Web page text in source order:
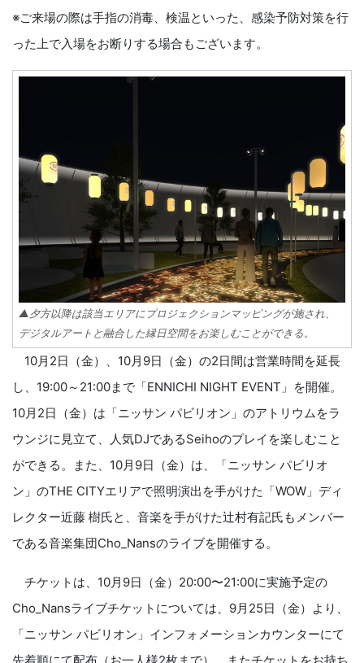
※ご来場の際は手指の消毒、検温といった、感染予防対策を行
った上で入場をお断りする場合もございます。
▲夕方以降は該当エリアにプロジェクションマッピングが施され、
デジタルアートと融合した縁日空間をお楽しむことができる。
10月2日（金）、10月9日（金）の2日間は営業時間を延長
し、19:00～21:00まで「ENNICHI NIGHT EVENT」を開催。
10月2日（金）は「ニッサン パビリオン」のアトリウムをラ
ウンジに見立て、人気DJであるSeihoのプレイを楽しむこと
ができる。また、10月9日（金）は、「ニッサン パビリオ
ン」のTHE CITYエリアで照明演出を手がけた「WOW」ディ
レクター近藤 樹氏と、音楽を手がけた辻村有記氏もメンバー
である音楽集団Cho_Nansのライブを開催する。
チケットは、10月9日（金）20:00〜21:00に実施予定の
Cho_Nansライブチケットについては、9月25日（金）より、
「ニッサン パビリオン」インフォメーションカウンターにて